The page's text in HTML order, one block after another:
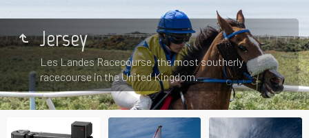
Jersey
Les Landes Racecourse, the most southerly
racecourse in the United Kingdom.